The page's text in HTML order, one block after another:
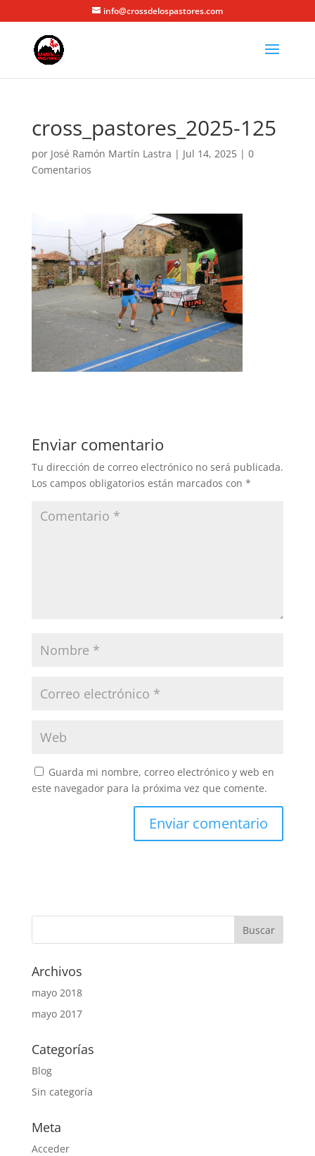
info@crossdelospastores.com
cross_pastores_2025-125
por José Ramón Martín Lastra | Jul 14, 2025| 0
Comentarios
Enviar comentario
Tu dirección de correo electrónico no será publicada.
Los campos obligatorios están marcados con *
Guarda mi nombre, correo electrónico y web en
este navegador para la próxima vez que comente.
Archivos
mayo 2018
mayo 2017
Categorías
Blog
Sin categoría
Meta
Acceder